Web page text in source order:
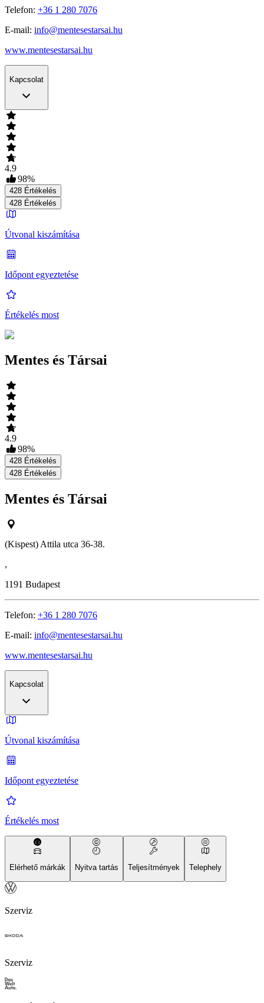
Telefon: +36 1 280 7076
E-mail: info@mentesestarsai.hu
www.mentesestarsai.hu
Kapcsolat
4.9
98%
428 Értékelés
428 Értékelés
Útvonal kiszámítása
Időpont egyeztetése
Értékelés most
Mentes és Társai
4.9
98%
428 Értékelés
428 Értékelés
Mentes és Társai
(Kispest) Attila utca 36-38.
,
1191 Budapest
Telefon: +36 1 280 7076
E-mail: info@mentesestarsai.hu
www.mentesestarsai.hu
Kapcsolat
Útvonal kiszámítása
Időpont egyeztetése
Értékelés most
Elérhető márkák Nyitva tartás Teljesítmények Telephely
Szerviz
Szerviz